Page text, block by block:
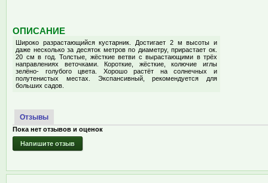
ОПИСАНИЕ
Широко разрастающийся кустарник. Достигает 2 м высоты и
даже несколько за десяток метров по диаметру, прирастает ок.
20 см в год. Толстые, жёсткие ветви с вырастающими в трёх
направлениях веточками. Короткие, жёсткие, колючие иглы
зелёно- голубого цвета. Хорошо растёт на солнечных и
полутенистых местах. Экспансивный, рекомендуется для
больших садов.
Отзывы
Пока нет отзывов и оценок
Напишите отзыв